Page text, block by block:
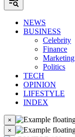
NEWS
BUSINESS
Celebrity
Finance
Marketing
Politics
TECH
OPINION
LIFESTYLE
INDEX
×
×